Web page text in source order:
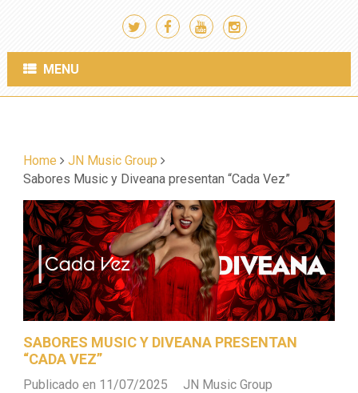
MENU
Home
JN Music Group
Sabores Music y Diveana presentan “Cada Vez”
SABORES MUSIC Y DIVEANA PRESENTAN
“CADA VEZ”
Publicado en 11/07/2025 JN Music Group